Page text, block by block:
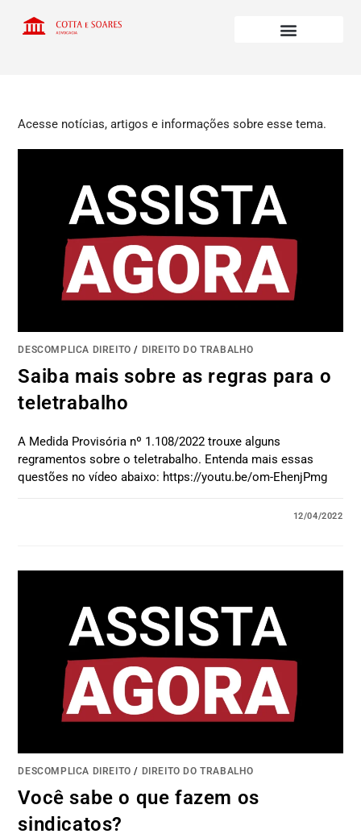
Acesse notícias, artigos e informações sobre esse tema.
DESCOMPLICA DIREITO / DIREITO DO TRABALHO
Saiba mais sobre as regras para o
teletrabalho
A Medida Provisória nº 1.108/2022 trouxe alguns
regramentos sobre o teletrabalho. Entenda mais essas
questões no vídeo abaixo: https://youtu.be/om-EhenjPmg
12/04/2022
DESCOMPLICA DIREITO / DIREITO DO TRABALHO
Você sabe o que fazem os
sindicatos?